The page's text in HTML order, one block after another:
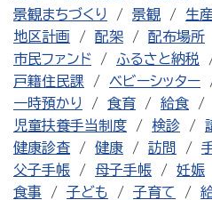
景観まちづくり
景観 生
地区計画
配架 配布場所
市民ファンド
ふるさと納税
戸籍住民課
ベビーシッター
一時預かり
食育 給食
児童扶養手当制度
検診
健康診査
健康 訪問
父子手帳
母子手帳 妊娠
食事
子ども 子育て